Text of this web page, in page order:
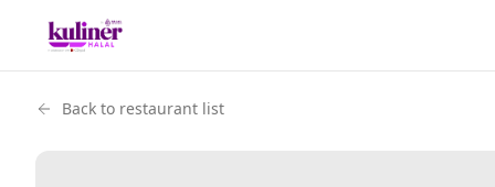
Back to restaurant list